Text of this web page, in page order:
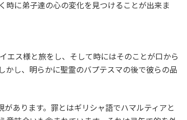
時に弟子達の心の変化を見つけることが出来ま
ス様と旅をし、そして時にはそのことが口から
かし、明らかに聖霊のバプテスマの後で彼らの品
あります。罪とはギリシャ語でハマルティアと